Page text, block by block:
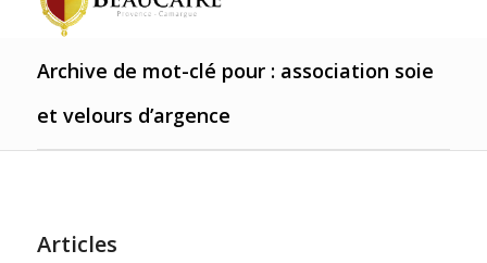
Archive de mot-clé pour : association soie
et velours d’argence
Articles